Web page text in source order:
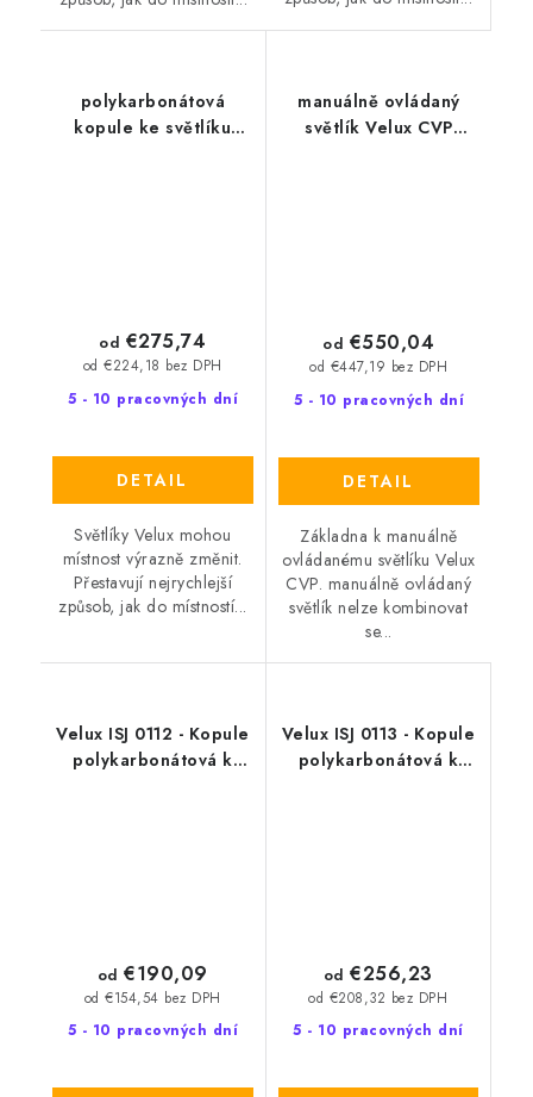
polykarbonátová
kopule ke světlíku
5 - 10 pracovných dní
od €224,18 bez DPH
od €275,74
DETAIL
Světlíky Velux mohou
místnost výrazně změnit.
Přestavují nejrychlejší
způsob, jak do místností...
manuálně ovládaný
světlík Velux CVP
5 - 10 pracovných dní
od €447,19 bez DPH
od €550,04
DETAIL
Základna k manuálně
ovládanému světlíku Velux
CVP. manuálně ovládaný
světlík nelze kombinovat
se...
Velux ISJ 0112 - Kopule
polykarbonátová k
5 - 10 pracovných dní
od €154,54 bez DPH
od €190,09
Velux ISJ 0113 - Kopule
polykarbonátová k
5 - 10 pracovných dní
od €208,32 bez DPH
od €256,23